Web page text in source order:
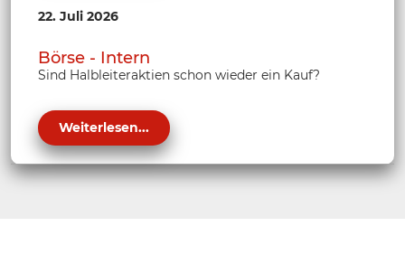
22. Juli 2026
Börse - Intern
Sind Halbleiteraktien schon wieder ein Kauf?
Weiterlesen...